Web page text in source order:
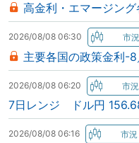
高金利・エマージン
2026/08/08 06:30
主要各国の政策金利-
2026/08/08 06:20
7日レンジ ドル円
2026/08/08 06:16